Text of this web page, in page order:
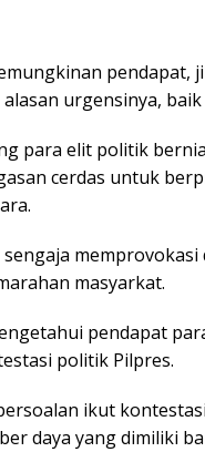
pendapat,
urgensinya,
para elit politik
cerdas untuk
sengaja
masyarkat.
pendapat
politik Pilpres.
ikut
daya yang dimiliki